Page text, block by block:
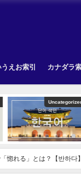
えお索引 カナダラ索
Uncategorized
惚れる」とは？【반하다